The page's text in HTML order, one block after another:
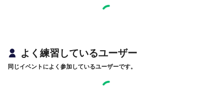
よく練習しているユーザー
同じイベントによく参加しているユーザーです。